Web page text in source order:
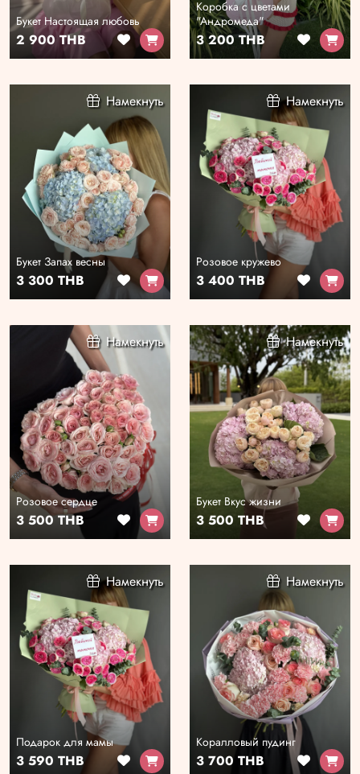
Букет Настоящая любовь
2 900 THB
Коробка с цветами
"Андромеда"
3 200 THB
Намекнуть
Букет Запах весны
3 300 THB
Намекнуть
Розовое кружево
3 400 THB
Намекнуть
Розовое сердце
3 500 THB
Намекнуть
Букет Вкус жизни
3 500 THB
Намекнуть
Подарок для мамы
3 590 THB
Намекнуть
Коралловый пудинг
3 700 THB